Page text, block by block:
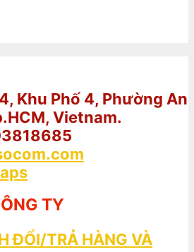
Khu Phố 4, Phường An
Vietnam.
TY
ĐỔI/TRẢ HÀNG VÀ